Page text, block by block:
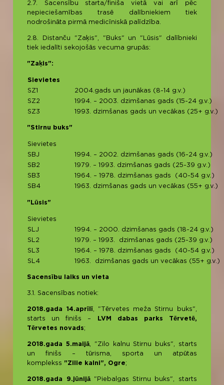
2.7. Sacensību starta/finiša vietā vai arī pēc
nepieciešamības trasē dalībniekiem tiek
nodrošināta pirmā medicīniskā palīdzība.
2.8. Distanču "Zaķis", "Buks" un "Lūsis" dalībnieki
tiek iedalīti sekojošās vecuma grupās:
"Zaķis":
Sievietes
SZ1
2004.gads un jaunākas (8-14 g.v.)
SZ2
1994. – 2003. dzimšanas gads (15-24 g.v.)
SZ3
1993. dzimšanas gads un vecākas (25+ g.v.)
"Stirnu buks"
Sievietes
SBJ
1994. – 2002. dzimšanas gads (16-24 g.v.)
SB2
1979. – 1993. dzimšanas gads (25-39 g.v.)
SB3
1964. – 1978. dzimšanas gads (40-54 g.v.)
SB4
1963. dzimšanas gads un vecākas (55+ g.v.)
"Lūsis"
Sievietes
SLJ
1994. – 2000. dzimšanas gads (18-24 g.v.)
SL2
1979. – 1993. dzimšanas gads (25-39 g.v.)
SL3
1964. – 1978. dzimšanas gads (40-54 g.v.)
SL4
1963. dzimšanas gads un vecākas (55+ g.v.)
Sacensību laiks un vieta
3.1. Sacensības notiek:
2018.gada 14.aprīlī , "Tērvetes meža Stirnu buks",
starts un finišs –
LVM dabas parks Tērvetē,
Tērvetes novads;
2018.gada 5.maijā , "Zilo kalnu Stirnu buks", starts
un finišs – tūrisma, sporta un atpūtas
komplekss "Zilie kalni", Ogre;
2018.gada 9.jūnijā
"Piebalgas Stirnu buks", starts